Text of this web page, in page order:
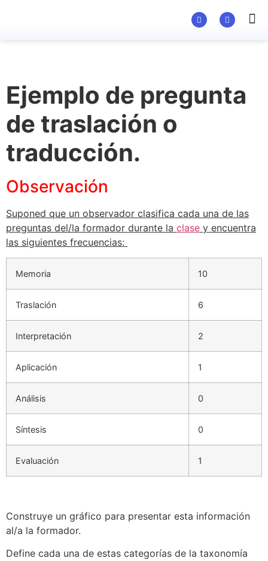
Ejemplo de pregunta
de traslación o
traducción.
Observación
Suponed que un observador clasifica cada una de las
preguntas del/la formador durante la clase y encuentra
las siguientes frecuencias:
Memoria 10
Traslación 6
Interpretación 2
Aplicación 1
Análisis 0
Síntesis 0
Evaluación 1
Construye un gráfico para presentar esta información
al/a la formador.
Define cada una de estas categorías de la taxonomía